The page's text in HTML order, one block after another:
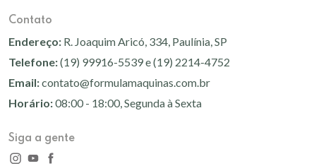
Contato
Endereço: R. Joaquim Aricó, 334, Paulínia, SP
Telefone:(19) 99916-5539 e (19) 2214-4752
Email:contato@formulamaquinas.com.br
Horário:08:00 - 18:00, Segunda à Sexta
Siga a gente